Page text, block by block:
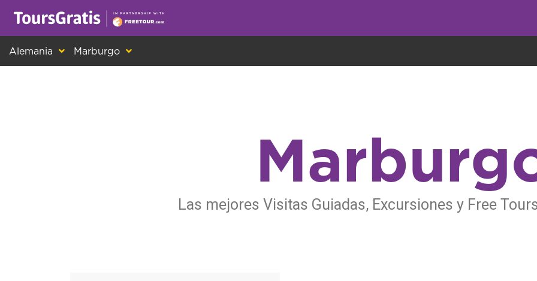
Alemania Marburgo
Las mejores Visitas Guiadas, Excursiones y Free
¡Este es otro mensaje sobre las cookies! Todo el mundo come galletas, pero nosotros las utilizamos para mejorar el